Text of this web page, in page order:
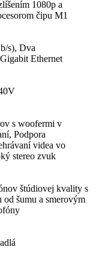
1080p a
čipu M1
s), Dva
Ethernet
s woofermi v
Podpora
videa vo
stereo zvuk
štúdiovej kvality s
šumu a smerovým